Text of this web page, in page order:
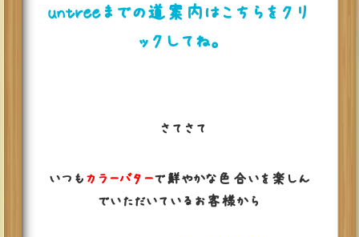
untreeまでの道案内はこちらをクリ
ックしてね。
さてさて
いつも カラーバターで鮮やかな色合いを楽しん
でいただいているお客様から